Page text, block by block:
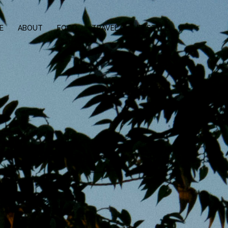
ABOUT FOOD TRAVEL LIFESTYLE